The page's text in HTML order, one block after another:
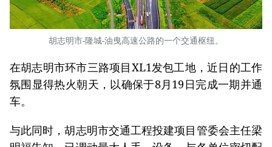
胡志明市-隆城-油曳高速公路的一个交通枢纽。
在胡志明市环市三路项目XL1发包工地，近日的工作
氛围显得热火朝天，以确保于8月19日完成一期并通
车。
与此同时，胡志明市交通工程投建项目管委会主任梁